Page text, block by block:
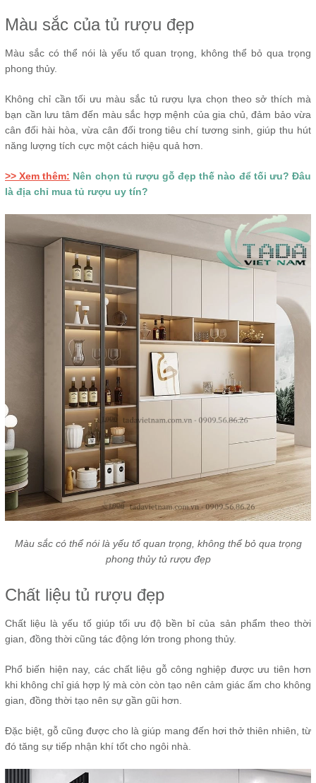
Màu sắc của tủ rượu đẹp
Màu sắc có thể nói là yếu tố quan trọng, không thể bỏ qua trọng
phong thủy.
Không chỉ cần tối ưu màu sắc tủ rượu lựa chọn theo sở thích mà
bạn cần lưu tâm đến màu sắc hợp mệnh của gia chủ, đảm bảo vừa
cân đối hài hòa, vừa cân đối trong tiêu chí tương sinh, giúp thu hút
năng lượng tích cực một cách hiệu quả hơn.
>> Xem thêm: Nên chọn tủ rượu gỗ đẹp thế nào để tối ưu? Đâu
là địa chỉ mua tủ rượu uy tín?
Màu sắc có thể nói là yếu tố quan trọng, không thể bỏ qua trọng
phong thủy tủ rượu đẹp
Chất liệu tủ rượu đẹp
Chất liệu là yếu tố giúp tối ưu độ bền bỉ của sản phẩm theo thời
gian, đồng thời cũng tác động lớn trong phong thủy.
Phổ biến hiện nay, các chất liệu gỗ công nghiệp được ưu tiên hơn
khi không chỉ giá hợp lý mà còn còn tạo nên cảm giác ấm cho không
gian, đồng thời tạo nên sự gần gũi hơn.
Đặc biệt, gỗ cũng được cho là giúp mang đến hơi thở thiên nhiên, từ
đó tăng sự tiếp nhận khí tốt cho ngôi nhà.